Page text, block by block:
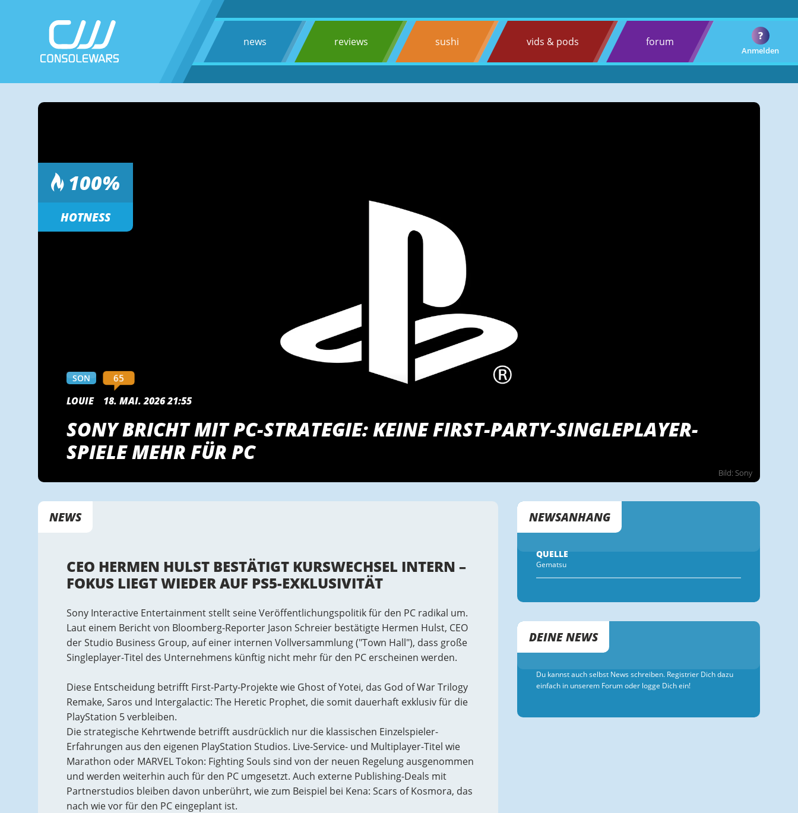
news reviews sushi vids & pods forum
Anmelden
?
Bild: Sony
100%
HOTNESS
SON 65
LOUIE 18. MAI. 2026 21:55
SONY BRICHT MIT PC-STRATEGIE: KEINE FIRST-PARTY-SINGLEPLAYER-
SPIELE MEHR FÜR PC
NEWS
CEO HERMEN HULST BESTÄTIGT KURSWECHSEL INTERN –
FOKUS LIEGT WIEDER AUF PS5-EXKLUSIVITÄT
Sony Interactive Entertainment stellt seine Veröffentlichungspolitik für den PC radikal um.
Laut einem Bericht von Bloomberg-Reporter Jason Schreier bestätigte Hermen Hulst, CEO
der Studio Business Group, auf einer internen Vollversammlung ("Town Hall"), dass große
Singleplayer-Titel des Unternehmens künftig nicht mehr für den PC erscheinen werden.
Diese Entscheidung betrifft First-Party-Projekte wie Ghost of Yotei, das God of War Trilogy
Remake, Saros und Intergalactic: The Heretic Prophet, die somit dauerhaft exklusiv für die
PlayStation 5 verbleiben.
Die strategische Kehrtwende betrifft ausdrücklich nur die klassischen Einzelspieler-
Erfahrungen aus den eigenen PlayStation Studios. Live-Service- und Multiplayer-Titel wie
Marathon oder MARVEL Tokon: Fighting Souls sind von der neuen Regelung ausgenommen
und werden weiterhin auch für den PC umgesetzt. Auch externe Publishing-Deals mit
Partnerstudios bleiben davon unberührt, wie zum Beispiel bei Kena: Scars of Kosmora, das
nach wie vor für den PC eingeplant ist.
NEWSANHANG
QUELLE
Gematsu
DEINE NEWS
Du kannst auch selbst News schreiben. Registrier Dich dazu
einfach in unserem Forum oder logge Dich ein!